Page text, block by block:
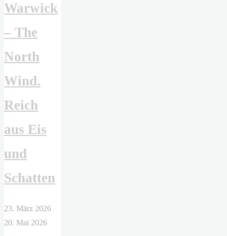
Dornen"
Warwick
– The
North
Wind.
Reich
aus Eis
und
Schatten
23. März 2026
20. Mai 2026